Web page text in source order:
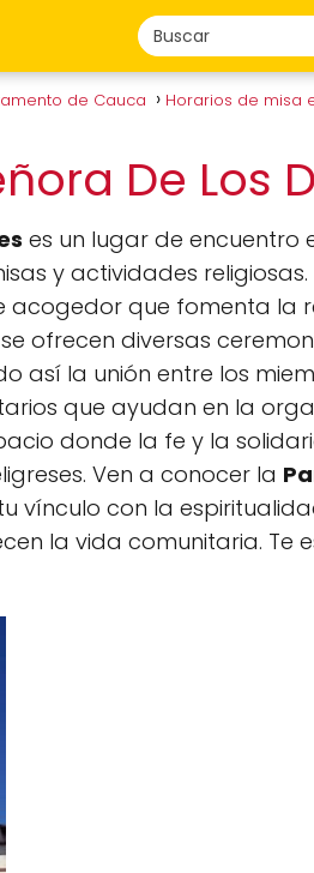
de Cauca Horarios de misa
De Los
es un lugar de encuentro
y actividades
que fomenta la
ofrecen diversas
así la unión entre los
que ayudan en la
donde la fe y la
Ven a conocer la
vínculo con la
la vida comunitaria. Te